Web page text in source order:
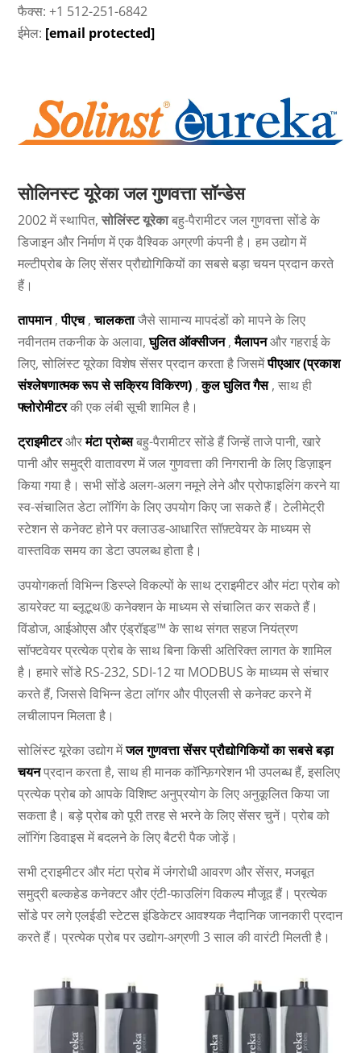
फैक्स: +1 512-251-6842
ईमेल: [email protected]
सोलिनस्ट यूरेका जल गुणवत्ता सॉन्डेस
2002 में स्थापित,सोलिंस्ट यूरेकाबहु-पैरामीटर जल गुणवत्ता सोंडे के
डिजाइन और निर्माण में एक वैश्विक अग्रणी कंपनी है। हम उद्योग में
मल्टीप्रोब के लिए सेंसर प्रौद्योगिकियों का सबसे बड़ा चयन प्रदान करते
हैं।
तापमान,पीएच,चालकताजैसे सामान्य मापदंडों को मापने के लिए
नवीनतम तकनीक के अलावा,घुलित ऑक्सीजन,मैलापनऔर गहराई के
लिए, सोलिंस्ट यूरेका विशेष सेंसर प्रदान करता है जिसमेंपीएआर (प्रकाश
संश्लेषणात्मक रूप से सक्रिय विकिरण) ,कुल घुलित गैस, साथ ही
फ्लोरोमीटरकी एक लंबी सूची शामिल है।
ट्राइमीटरऔरमंटा प्रोब्सबहु-पैरामीटर सोंडे हैं जिन्हें ताजे पानी, खारे
पानी और समुद्री वातावरण में जल गुणवत्ता की निगरानी के लिए डिज़ाइन
किया गया है। सभी सोंडे अलग-अलग नमूने लेने और प्रोफाइलिंग करने या
स्व-संचालित डेटा लॉगिंग के लिए उपयोग किए जा सकते हैं। टेलीमेट्री
स्टेशन से कनेक्ट होने पर क्लाउड-आधारित सॉफ़्टवेयर के माध्यम से
वास्तविक समय का डेटा उपलब्ध होता है।
उपयोगकर्ता विभिन्न डिस्प्ले विकल्पों के साथ ट्राइमीटर और मंटा प्रोब को
डायरेक्ट या ब्लूटूथ® कनेक्शन के माध्यम से संचालित कर सकते हैं।
विंडोज, आईओएस और एंड्रॉइड™ के साथ संगत सहज नियंत्रण
सॉफ्टवेयर प्रत्येक प्रोब के साथ बिना किसी अतिरिक्त लागत के शामिल
है। हमारे सोंडे RS-232, SDI-12 या MODBUS के माध्यम से संचार
करते हैं, जिससे विभिन्न डेटा लॉगर और पीएलसी से कनेक्ट करने में
लचीलापन मिलता है।
सोलिंस्ट यूरेका उद्योग मेंजल गुणवत्ता सेंसर प्रौद्योगिकियों का सबसे बड़ा
चयनप्रदान करता है, साथ ही मानक कॉन्फ़िगरेशन भी उपलब्ध हैं, इसलिए
प्रत्येक प्रोब को आपके विशिष्ट अनुप्रयोग के लिए अनुकूलित किया जा
सकता है। बड़े प्रोब को पूरी तरह से भरने के लिए सेंसर चुनें। प्रोब को
लॉगिंग डिवाइस में बदलने के लिए बैटरी पैक जोड़ें।
सभी ट्राइमीटर और मंटा प्रोब में जंगरोधी आवरण और सेंसर, मजबूत
समुद्री बल्कहेड कनेक्टर और एंटी-फाउलिंग विकल्प मौजूद हैं। प्रत्येक
सोंडे पर लगे एलईडी स्टेटस इंडिकेटर आवश्यक नैदानिक ​​जानकारी प्रदान
करते हैं। प्रत्येक प्रोब पर उद्योग-अग्रणी 3 साल की वारंटी मिलती है।